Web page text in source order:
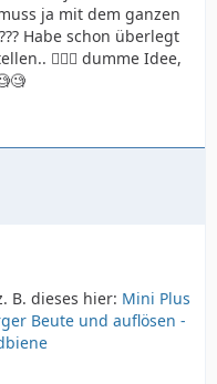
ja mit dem ganzen
Habe schon überlegt
🤦🏻‍♂️ dumme Idee,
B. dieses hier: Mini Plus
Beute und auflösen -